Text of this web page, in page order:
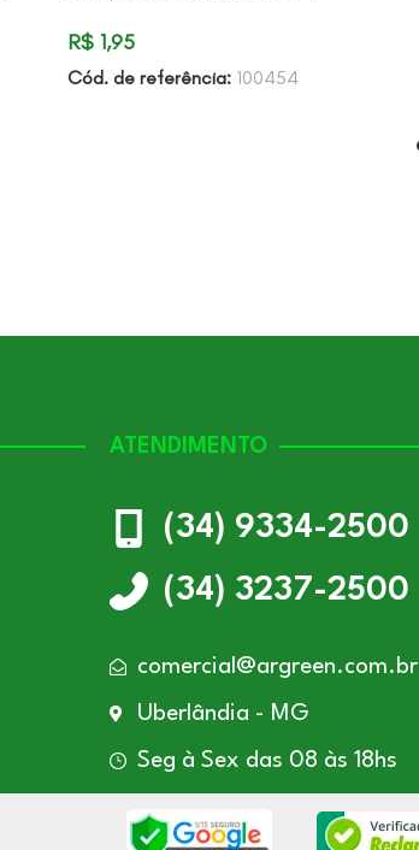
R$1,95
Cód. de referência: 100454
ATENDIMENTO
(34) 9334-2500
(34) 3237-2500
comercial@argreen.com.br
Uberlândia - MG
Seg à Sex das 08 às 18hs